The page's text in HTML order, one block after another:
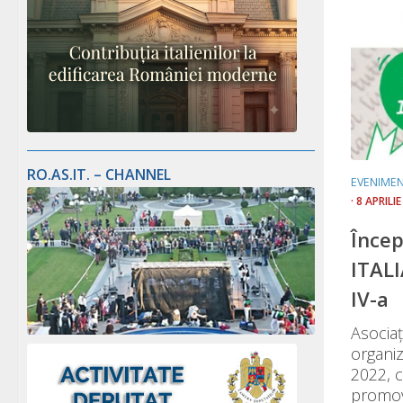
· 8
IV-a
2022,
RO.AS.IT. – CHANNEL